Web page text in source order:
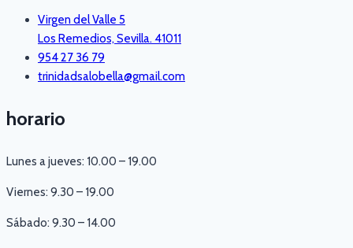
Virgen del Valle 5
Los Remedios, Sevilla. 41011
954 27 36 79
trinidadsalobella@gmail.com
horario
Lunes a jueves: 10.00 – 19.00
Viernes: 9.30 – 19.00
Sábado: 9.30 – 14.00